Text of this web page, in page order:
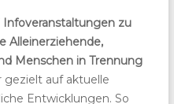
Infoveranstaltungen zu
Alleinerziehende,
Menschen in Trennung
gezielt auf aktuelle
Entwicklungen. So